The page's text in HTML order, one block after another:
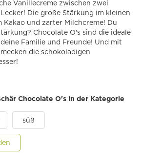
Vanillecreme zwischen zwei
Die große Stärkung im kleinen
Kakao und zarter Milchcreme! Du
Chocolate O's sind die ideale
Familie und Freunde! Und mit
die schokoladigen
Chocolate O's in der Kategorie
süß